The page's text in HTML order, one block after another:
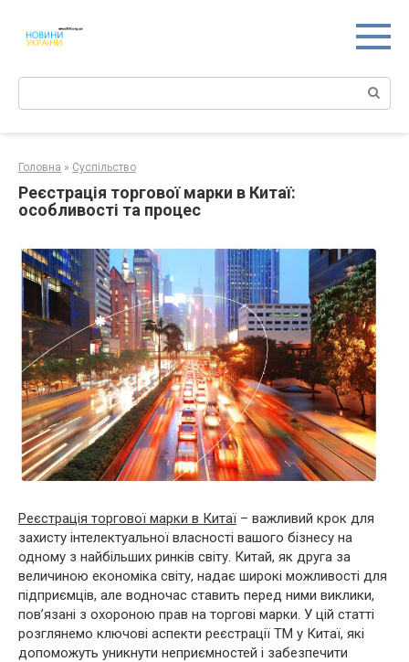
контенту
Поиск:
Головна » Суспільство
Реєстрація торгової марки в Китаї:
особливості та процес
Реєстрація торгової марки в Китаї – важливий крок для
захисту інтелектуальної власності вашого бізнесу на
одному з найбільших ринків світу. Китай, як друга за
величиною економіка світу, надає широкі можливості для
підприємців, але водночас ставить перед ними виклики,
пов’язані з охороною прав на торгові марки. У цій статті
розглянемо ключові аспекти реєстрації ТМ у Китаї, які
допоможуть уникнути неприємностей і забезпечити